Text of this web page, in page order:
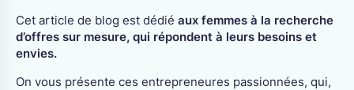
Cet article de blog est dédié aux femmes à la recherche
d’offres sur mesure, qui répondent à leurs besoins et
envies.
On vous présente ces entrepreneures passionnées, qui,